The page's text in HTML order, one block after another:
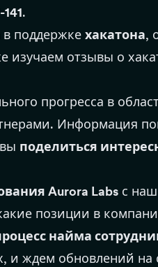
.
в поддержке хакатона,
изучаем отзывы о
прогресса в
Информация
поделиться
Aurora Labsс
позиции в
найма
и ждем обновлений на